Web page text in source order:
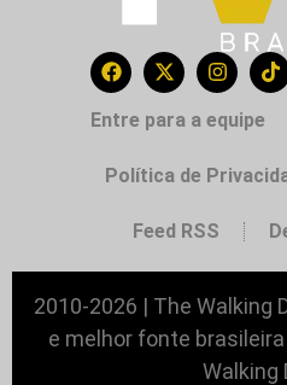
Entre para a equipe
Política de
Feed RSS
2010-2026 | The Walking
e melhor fonte
Walking